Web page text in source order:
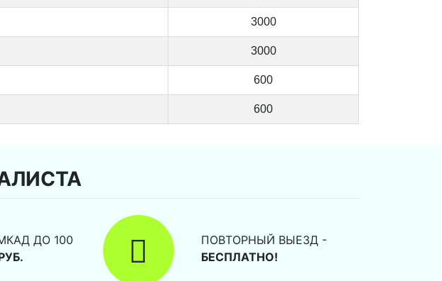
3000
3000
600
600
ДО 100
ПОВТОРНЫЙ ВЫЕЗД -
БЕСПЛАТНО!